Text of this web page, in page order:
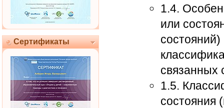
Сертификаты
1.4.
или
связанных
1.5.
состояния